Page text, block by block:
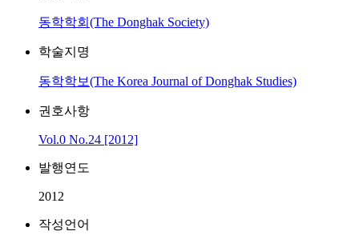
동학학회(The Donghak Society)
학술지명
동학학보(The Korea Journal of Donghak Studies)
권호사항
Vol.0 No.24 [2012]
발행연도
2012
작성언어